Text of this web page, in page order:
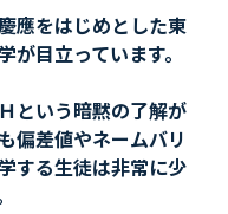
應をはじめとした東
目立っています。
という暗黙の了解が
偏差値やネームバリ
する生徒は非常に少